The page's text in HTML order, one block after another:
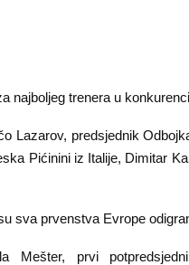
najboljeg trenera u
Lazarov, predsjednik
Pićinini iz Italije, Dimitar
sva prvenstva Evrope
Mešter, prvi